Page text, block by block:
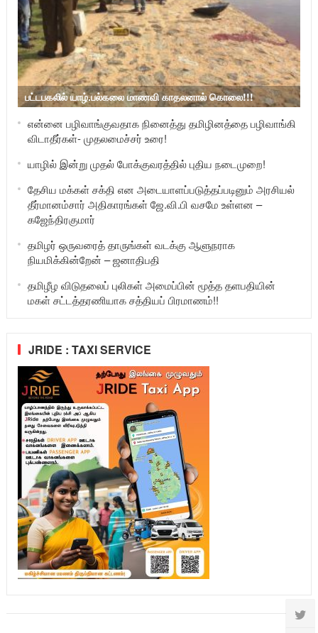
பட்டபகலில் யாழ்.பல்கலை மாணவி காதலனால் கொலை!!!
என்னை பழிவாங்குவதாக நினைத்து தமிழினத்தை பழிவாங்கி
விடாதீர்கள்- முதலமைச்சர் உரை!
யாழில் இன்று முதல் போக்குவரத்தில் புதிய நடைமுறை!
தேசிய மக்கள் சக்தி என அடையாளப்படுத்தப்படினும் அரசியல்
தீர்மானம்சார் அதிகாரங்கள் ஜே.வி.பி வசமே உள்ளன –
கஜேந்திரகுமார்
தமிழர் ஒருவரைத் தாருங்கள் வடக்கு ஆளுநராக
நியமிக்கின்றேன் – ஜனாதிபதி
தமிழீழ விடுதலைப் புலிகள் அமைப்பின் மூத்த தளபதியின்
மகள் சட்டத்தரணியாக சத்தியப் பிரமாணம்!!
JRIDE : TAXI SERVICE